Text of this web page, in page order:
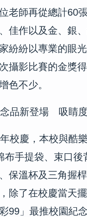
老師再從總計60
佳作以及金、銀
紛紛以專業的眼
攝影比賽的金獎
色不少。
品新登場 吸睛
校慶，本校與酷
布手提袋、束口後
保溫杯及三角握
除了在校慶當天
彩99」最推校園紀